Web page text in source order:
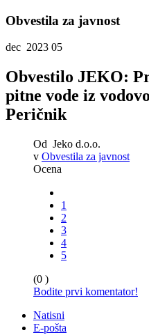
Obvestila za javnost
dec 2023 05
Obvestilo JEKO:
pitne vode iz
Peričnik
Od Jeko d.o.o.
v Obvestila za javnost
Ocena
1
2
3
4
5
(0 )
Bodite prvi komentator!
Natisni
E-pošta